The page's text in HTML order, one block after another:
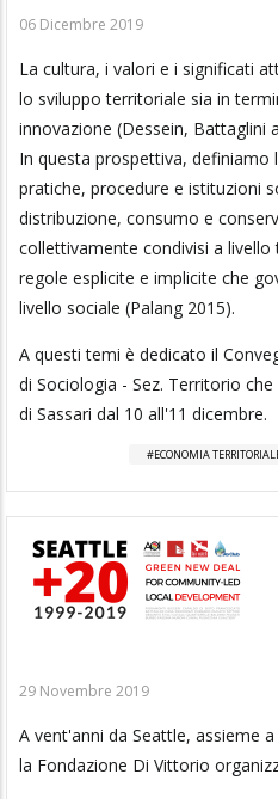
06 Dicembre 2019
La cultura, i valori e i significati
lo sviluppo territoriale sia in
innovazione (Dessein, Battaglini
In questa prospettiva, definiamo
pratiche, procedure e istituzioni
distribuzione, consumo e
collettivamente condivisi a
regole esplicite e implicite che
livello sociale (Palang 2015).
A questi temi è dedicato il
di Sociologia - Sez. Territorio
di Sassari dal 10 all'11 dicembre.
ECONOMIA
29 Novembre 2019
A vent'anni da Seattle, assieme
la Fondazione Di Vittorio